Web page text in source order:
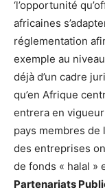
‘l’opportunité
africaines
réglementation
exemple au
déjà d’un cadre
qu’en Afrique
entrera en
pays membres de
des entreprises
de fonds « halal »
Partenariats